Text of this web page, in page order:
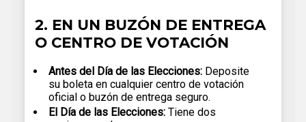
2. EN UN BUZÓN DE ENTREGA
O CENTRO DE VOTACIÓN
Antes del Día de las Elecciones: Deposite
su boleta en cualquier centro de votación
oficial o buzón de entrega seguro.
El Día de las Elecciones: Tiene dos